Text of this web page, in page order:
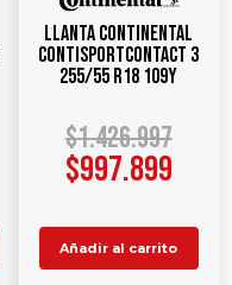
Llanta CONTINENTAL
ContiSportContact 3
255/55 R18 109Y
$1.426.997
$997.899
Añadir al carrito